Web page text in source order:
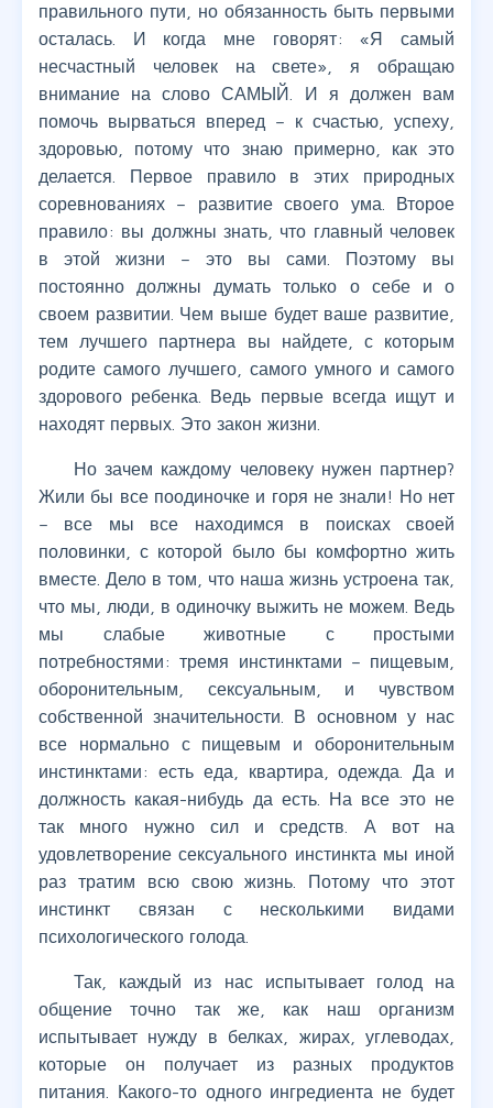
правильного пути, но обязанность быть первыми
осталась. И когда мне говорят: «Я самый
несчастный человек на свете», я обращаю
внимание на слово САМЫЙ. И я должен вам
помочь вырваться вперед – к счастью, успеху,
здоровью, потому что знаю примерно, как это
делается. Первое правило в этих природных
соревнованиях – развитие своего ума. Второе
правило: вы должны знать, что главный человек
в этой жизни – это вы сами. Поэтому вы
постоянно должны думать только о себе и о
своем развитии. Чем выше будет ваше развитие,
тем лучшего партнера вы найдете, с которым
родите самого лучшего, самого умного и самого
здорового ребенка. Ведь первые всегда ищут и
находят первых. Это закон жизни.
Но зачем каждому человеку нужен партнер?
Жили бы все поодиночке и горя не знали! Но нет
– все мы все находимся в поисках своей
половинки, с которой было бы комфортно жить
вместе. Дело в том, что наша жизнь устроена так,
что мы, люди, в одиночку выжить не можем. Ведь
мы слабые животные с простыми
потребностями: тремя инстинктами – пищевым,
оборонительным, сексуальным, и чувством
собственной значительности. В основном у нас
все нормально с пищевым и оборонительным
инстинктами: есть еда, квартира, одежда. Да и
должность какая-нибудь да есть. На все это не
так много нужно сил и средств. А вот на
удовлетворение сексуального инстинкта мы иной
раз тратим всю свою жизнь. Потому что этот
инстинкт связан с несколькими видами
психологического голода.
Так, каждый из нас испытывает голод на
общение точно так же, как наш организм
испытывает нужду в белках, жирах, углеводах,
которые он получает из разных продуктов
питания. Какого-то одного ингредиента не будет